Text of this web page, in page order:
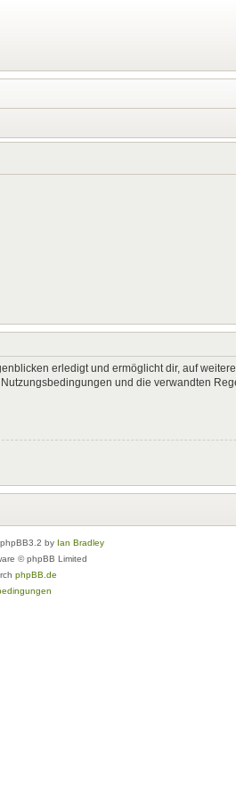
erledigt und ermöglicht dir, auf
und die verwandten
by Ian Bradley
© phpBB Limited
phpBB.de